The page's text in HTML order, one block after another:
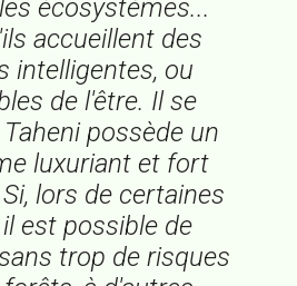
écosystèmes...
accueillent des
intelligentes, ou
de l'être. Il se
possède un
luxuriant et fort
lors de certaines
est possible de
trop de risques